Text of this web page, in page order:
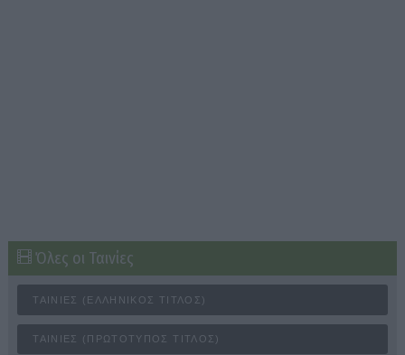
Όλες οι Ταινίες
ΤΑΙΝΊΕΣ (ΕΛΛΗΝΙΚΌΣ ΤΊΤΛΟΣ)
ΤΑΙΝΊΕΣ (ΠΡΩΤΌΤΥΠΟΣ ΤΊΤΛΟΣ)